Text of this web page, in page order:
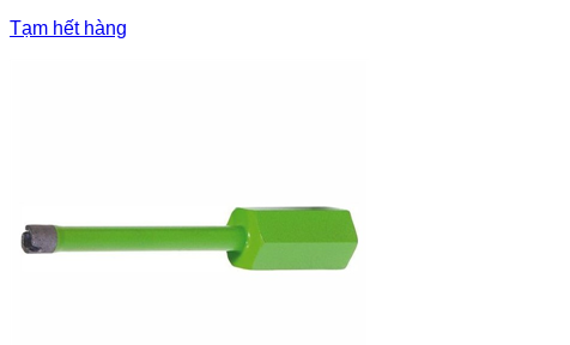
Tạm hết hàng